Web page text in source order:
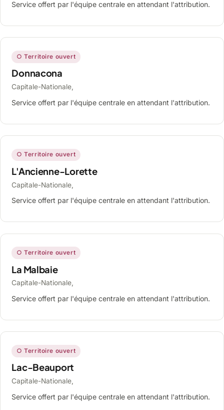
Service offert par l'équipe centrale en attendant l'attribution.
○ Territoire ouvert
Donnacona
Capitale-Nationale,
Service offert par l'équipe centrale en attendant l'attribution.
○ Territoire ouvert
L'Ancienne-Lorette
Capitale-Nationale,
Service offert par l'équipe centrale en attendant l'attribution.
○ Territoire ouvert
La Malbaie
Capitale-Nationale,
Service offert par l'équipe centrale en attendant l'attribution.
○ Territoire ouvert
Lac-Beauport
Capitale-Nationale,
Service offert par l'équipe centrale en attendant l'attribution.